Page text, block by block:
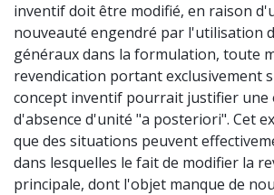
inventif doit être modifié, en raison
nouveauté engendré par l'utilisation
généraux dans la formulation, toute
revendication portant exclusivement
concept inventif pourrait justifier une
d'absence d'unité "a posteriori". Cet
que des situations peuvent
dans lesquelles le fait de modifier la
principale, dont l'objet manque de